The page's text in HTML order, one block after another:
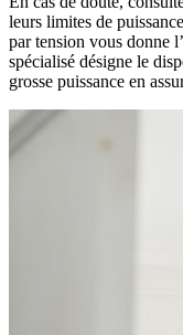
leurs limites de
par tension vous donne
spécialisé désigne le
grosse puissance en